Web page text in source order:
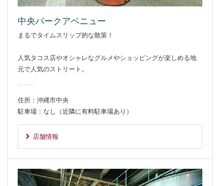
中央パークアベニュー
まるでタイムスリップ的な散策！
人気タコス店やオシャレなグルメやショッピングが楽しめる地
元で人気のストリート。
住所：沖縄市中央
駐車場：なし（近隣に有料駐車場あり）
店舗情報